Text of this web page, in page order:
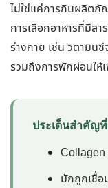
ไม่ใช่แค่การกินผลิตภั
การเลือกอาหารที่มีส
ร่างกาย เช่น วิตามิน
รวมถึงการพักผ่อนให้
ประเด็นสำคัญ
Collagen
มักถูกเชื่อ